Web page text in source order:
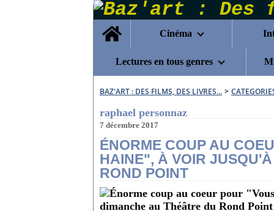
Home
Cinéma
Lectures en tous genres
BAZ'ART : DES FILMS, DES LIVRES... >
raphael personnaz
7 décembre 2017
ÉNORME COUP AU
HAINE", À VOIR
ROND POINT